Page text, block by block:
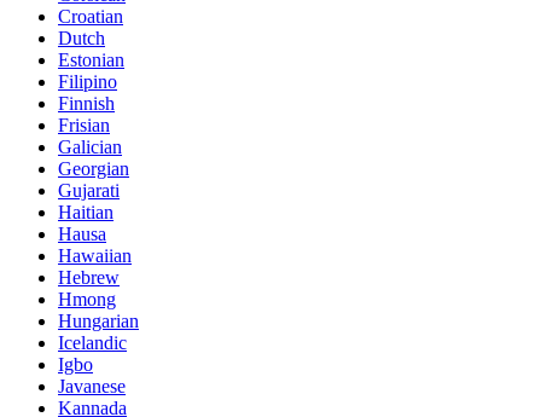
Croatian
Dutch
Estonian
Filipino
Finnish
Frisian
Galician
Georgian
Gujarati
Haitian
Hausa
Hawaiian
Hebrew
Hmong
Hungarian
Icelandic
Igbo
Javanese
Kannada